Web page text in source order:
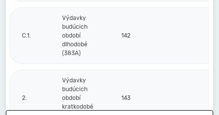
C.1.
Výdavky
budúcich
období
dlhodobé
(383A)
142
2.
Výdavky
budúcich
období
kratkodobé
143